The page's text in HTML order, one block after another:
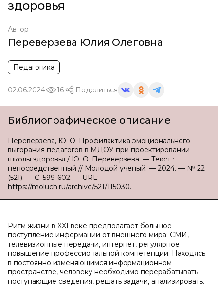
здоровья
Автор
Переверзева Юлия Олеговна
Педагогика
02.06.2024 16 Поделиться
Библиографическое описание
Переверзева, Ю. О. Профилактика эмоционального
выгорания педагогов в МДОУ при проектировании
школы здоровья / Ю. О. Переверзева. — Текст :
непосредственный // Молодой ученый. — 2024. — № 22
(521). — С. 599-602. — URL:
https://moluch.ru/archive/521/115030.
Ритм жизни в XXI веке предполагает большое
поступление информации от внешнего мира: СМИ,
телевизионные передачи, интернет, регулярное
повышение профессиональной компетенции. Находясь
в постоянно изменяющимся информационном
пространстве, человеку необходимо перерабатывать
поступающие сведения, решать задачи, анализировать.